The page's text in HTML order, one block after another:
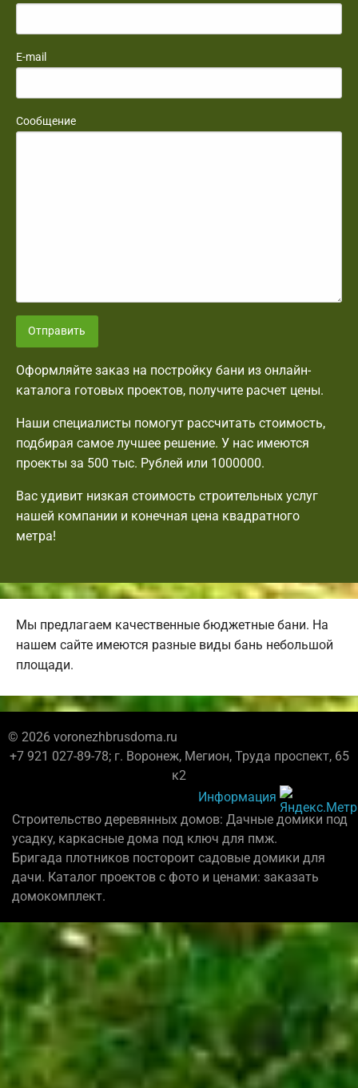
E-mail
Сообщение
Отправить
Оформляйте заказ на постройку бани из онлайн-
каталога готовых проектов, получите расчет цены.
Наши специалисты помогут рассчитать стоимость,
подбирая самое лучшее решение. У нас имеются
проекты за 500 тыс. Рублей или 1000000.
Вас удивит низкая стоимость строительных услуг
нашей компании и конечная цена квадратного
метра!
Мы предлагаем качественные бюджетные бани. На
нашем сайте имеются разные виды бань небольшой
площади.
© 2026 voronezhbrusdoma.ru
+7 921 027-89-78; г. Воронеж, Мегион, Труда проспект, 65
к2
Информация
Строительство деревянных домов: Дачные домики под
усадку, каркасные дома под ключ для пмж.
Бригада плотников постороит садовые домики для
дачи. Каталог проектов с фото и ценами: заказать
домокомплект.